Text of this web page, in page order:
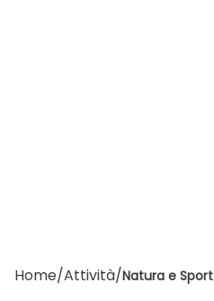
Home/Attività/Natura e Sport